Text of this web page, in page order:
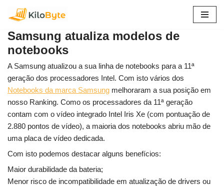
para
o
conteúdo
Samsung atualiza modelos de
notebooks
A Samsung atualizou a sua linha de notebooks para a 11ª
geração dos processadores Intel. Com isto vários dos
Notebooks da marca Samsung melhoraram a sua posição em
nosso Ranking. Como os processadores da 11ª geração
contam com o vídeo integrado Intel Iris Xe (com pontuação de
2.880 pontos de vídeo), a maioria dos notebooks abriu mão de
uma placa de vídeo dedicada.
Com isto podemos destacar alguns benefícios:
Maior durabilidade da bateria;
Menor risco de incompatibilidade em atualização de drivers ou